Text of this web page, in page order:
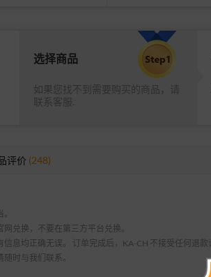
选择商品
如果您找不到需要购买的商品，请
联系客服.
评价 (248)
兑换，不要在第三方平台兑换。
息均正确无误。 订单完成后，KA-CH 不接受任何退款
时与我们联系。